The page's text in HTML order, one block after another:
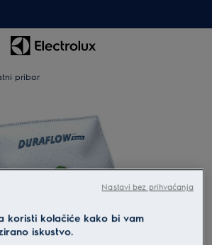
pribor
koristi kolačiće kako bi vam
iskustvo.
Nastavi bez prihvaćanja